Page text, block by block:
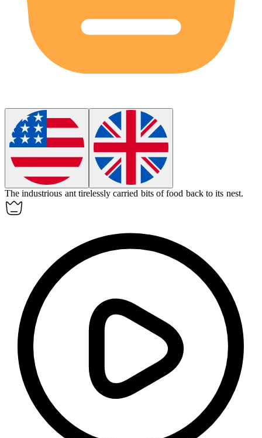
The industrious ant tirelessly carried bits of food back to its nest.